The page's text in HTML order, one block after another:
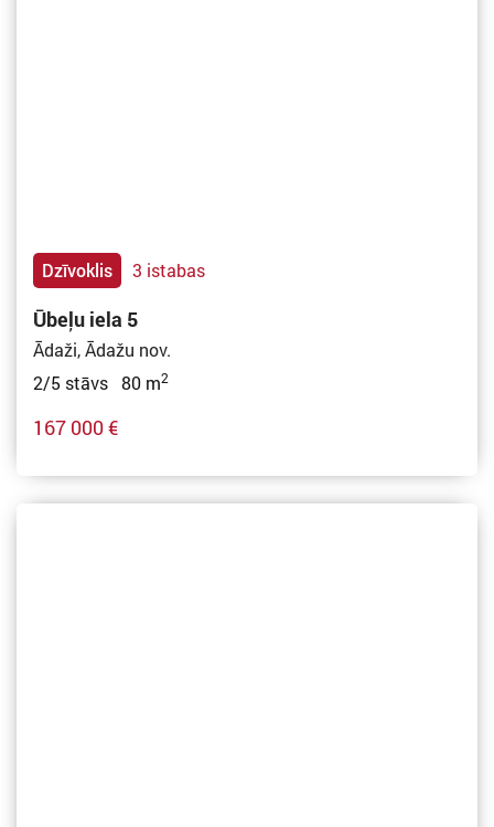
Dzīvoklis 3 istabas
Ūbeļu iela 5
Ādaži, Ādažu nov.
2/5 stāvs 80 m2
167 000 €